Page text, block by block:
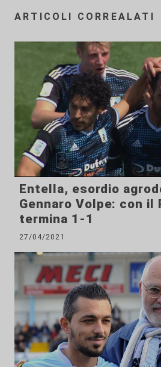
ARTICOLI CORREALATI
Entella, esordio
Gennaro Volpe: con il
termina 1-1
27/04/2021